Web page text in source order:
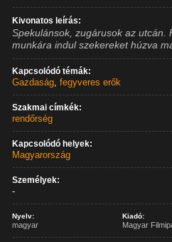
Kivonatos leírás:
Spekulánsok, zugárusok az
munkára indul szekereket húzva
Kapcsolódó témák:
Gazdaság,fegyveres erők
Szakmai címkék:
rendőrség
Kapcsolódó helyek:
Magyarország
Személyek:
-
Nyelv:
magyar
Kiadó:
Magyar